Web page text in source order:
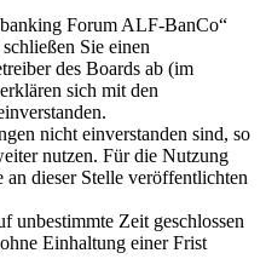
Forum ALF-BanCo“
Sie einen
des Boards ab (im
sich mit den
nicht einverstanden sind, so
nutzen. Für die Nutzung
dieser Stelle veröffentlichten
unbestimmte Zeit geschlossen
Einhaltung einer Frist